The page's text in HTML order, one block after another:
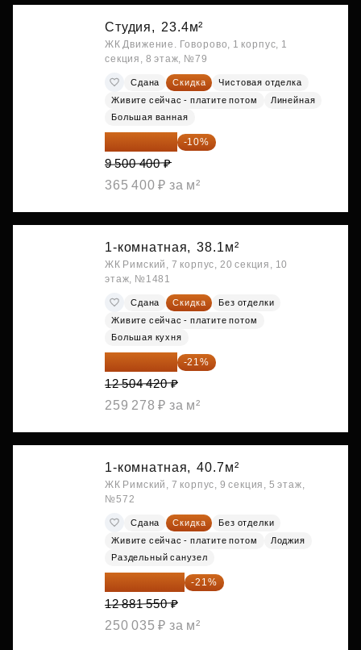
Студия, 23.4м²
ЖК Движение. Говорово, 1 корпус, 1
секция, 8 этаж, №79
Сдана Скидка
Чистовая отделка
Живите сейчас - платите потом
Линейная
Большая ванная
-10%
9 500 400 ₽
365 400 ₽ за м²
1-комнатная, 38.1м²
ЖК Римский, 7 корпус, 20 секция, 10
этаж, №1481
Сдана Скидка
Без отделки
Живите сейчас - платите потом
Большая кухня
-21%
12 504 420 ₽
259 278 ₽ за м²
1-комнатная, 40.7м²
ЖК Римский, 7 корпус, 9 секция, 5 этаж,
№572
Сдана Скидка
Без отделки
Живите сейчас - платите потом
Лоджия
Раздельный санузел
10 176 425 ₽ -21%
12 881 550 ₽
250 035 ₽ за м²